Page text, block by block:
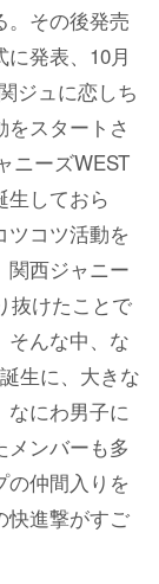
。その後発売
発表、10月
ジュに恋しち
スタートさ
ニーズWEST
生しておら
ツコツ活動を
関西ジャニー
抜けたことで
そんな中、な
生に、大きな
にわ男子に
メンバーも多
の仲間入りを
快進撃がすご